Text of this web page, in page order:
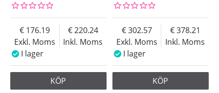
Exkl. Moms
176.19
Inkl. Moms
220.24
I lager
KÖP
Exkl. Moms
302.57
Inkl. Moms
378.21
I lager
KÖP